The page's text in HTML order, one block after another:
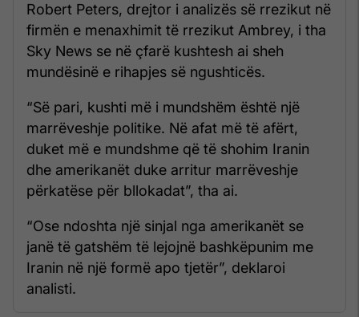
Robert Peters, drejtor i analizës së rrezikut në
firmën e menaxhimit të rrezikut Ambrey, i tha
Sky News se në çfarë kushtesh ai sheh
mundësinë e rihapjes së ngushticës.
“Së pari, kushti më i mundshëm është një
marrëveshje politike. Në afat më të afërt,
duket më e mundshme që të shohim Iranin
dhe amerikanët duke arritur marrëveshje
përkatëse për bllokadat”, tha ai.
“Ose ndoshta një sinjal nga amerikanët se
janë të gatshëm të lejojnë bashkëpunim me
Iranin në një formë apo tjetër”, deklaroi
analisti.